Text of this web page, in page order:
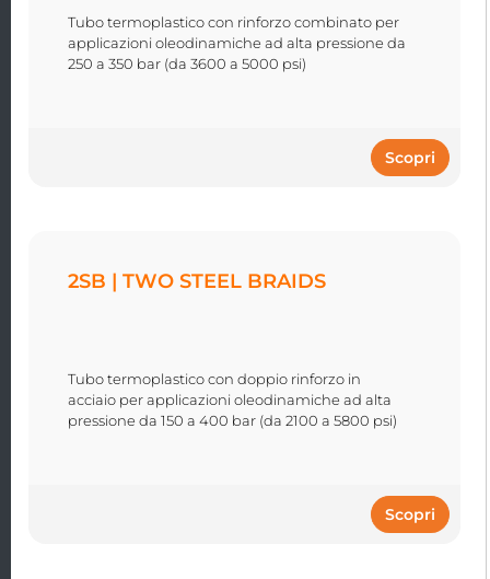
Tubo termoplastico con rinforzo combinato per
applicazioni oleodinamiche ad alta pressione da
250 a 350 bar (da 3600 a 5000 psi)
Scopri
2SB | TWO STEEL BRAIDS
Tubo termoplastico con doppio rinforzo in
acciaio per applicazioni oleodinamiche ad alta
pressione da 150 a 400 bar (da 2100 a 5800 psi)
Scopri